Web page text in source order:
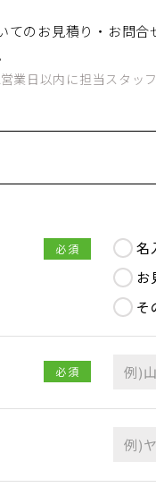
てのお見積り・お問
業日以内に担当スタッ
必須 名
お
そ
必須